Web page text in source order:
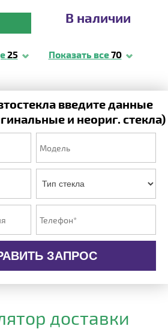
В наличии
25 Показать все70
введите данные
и неориг. стекла)
ЗАПРОС
доставки